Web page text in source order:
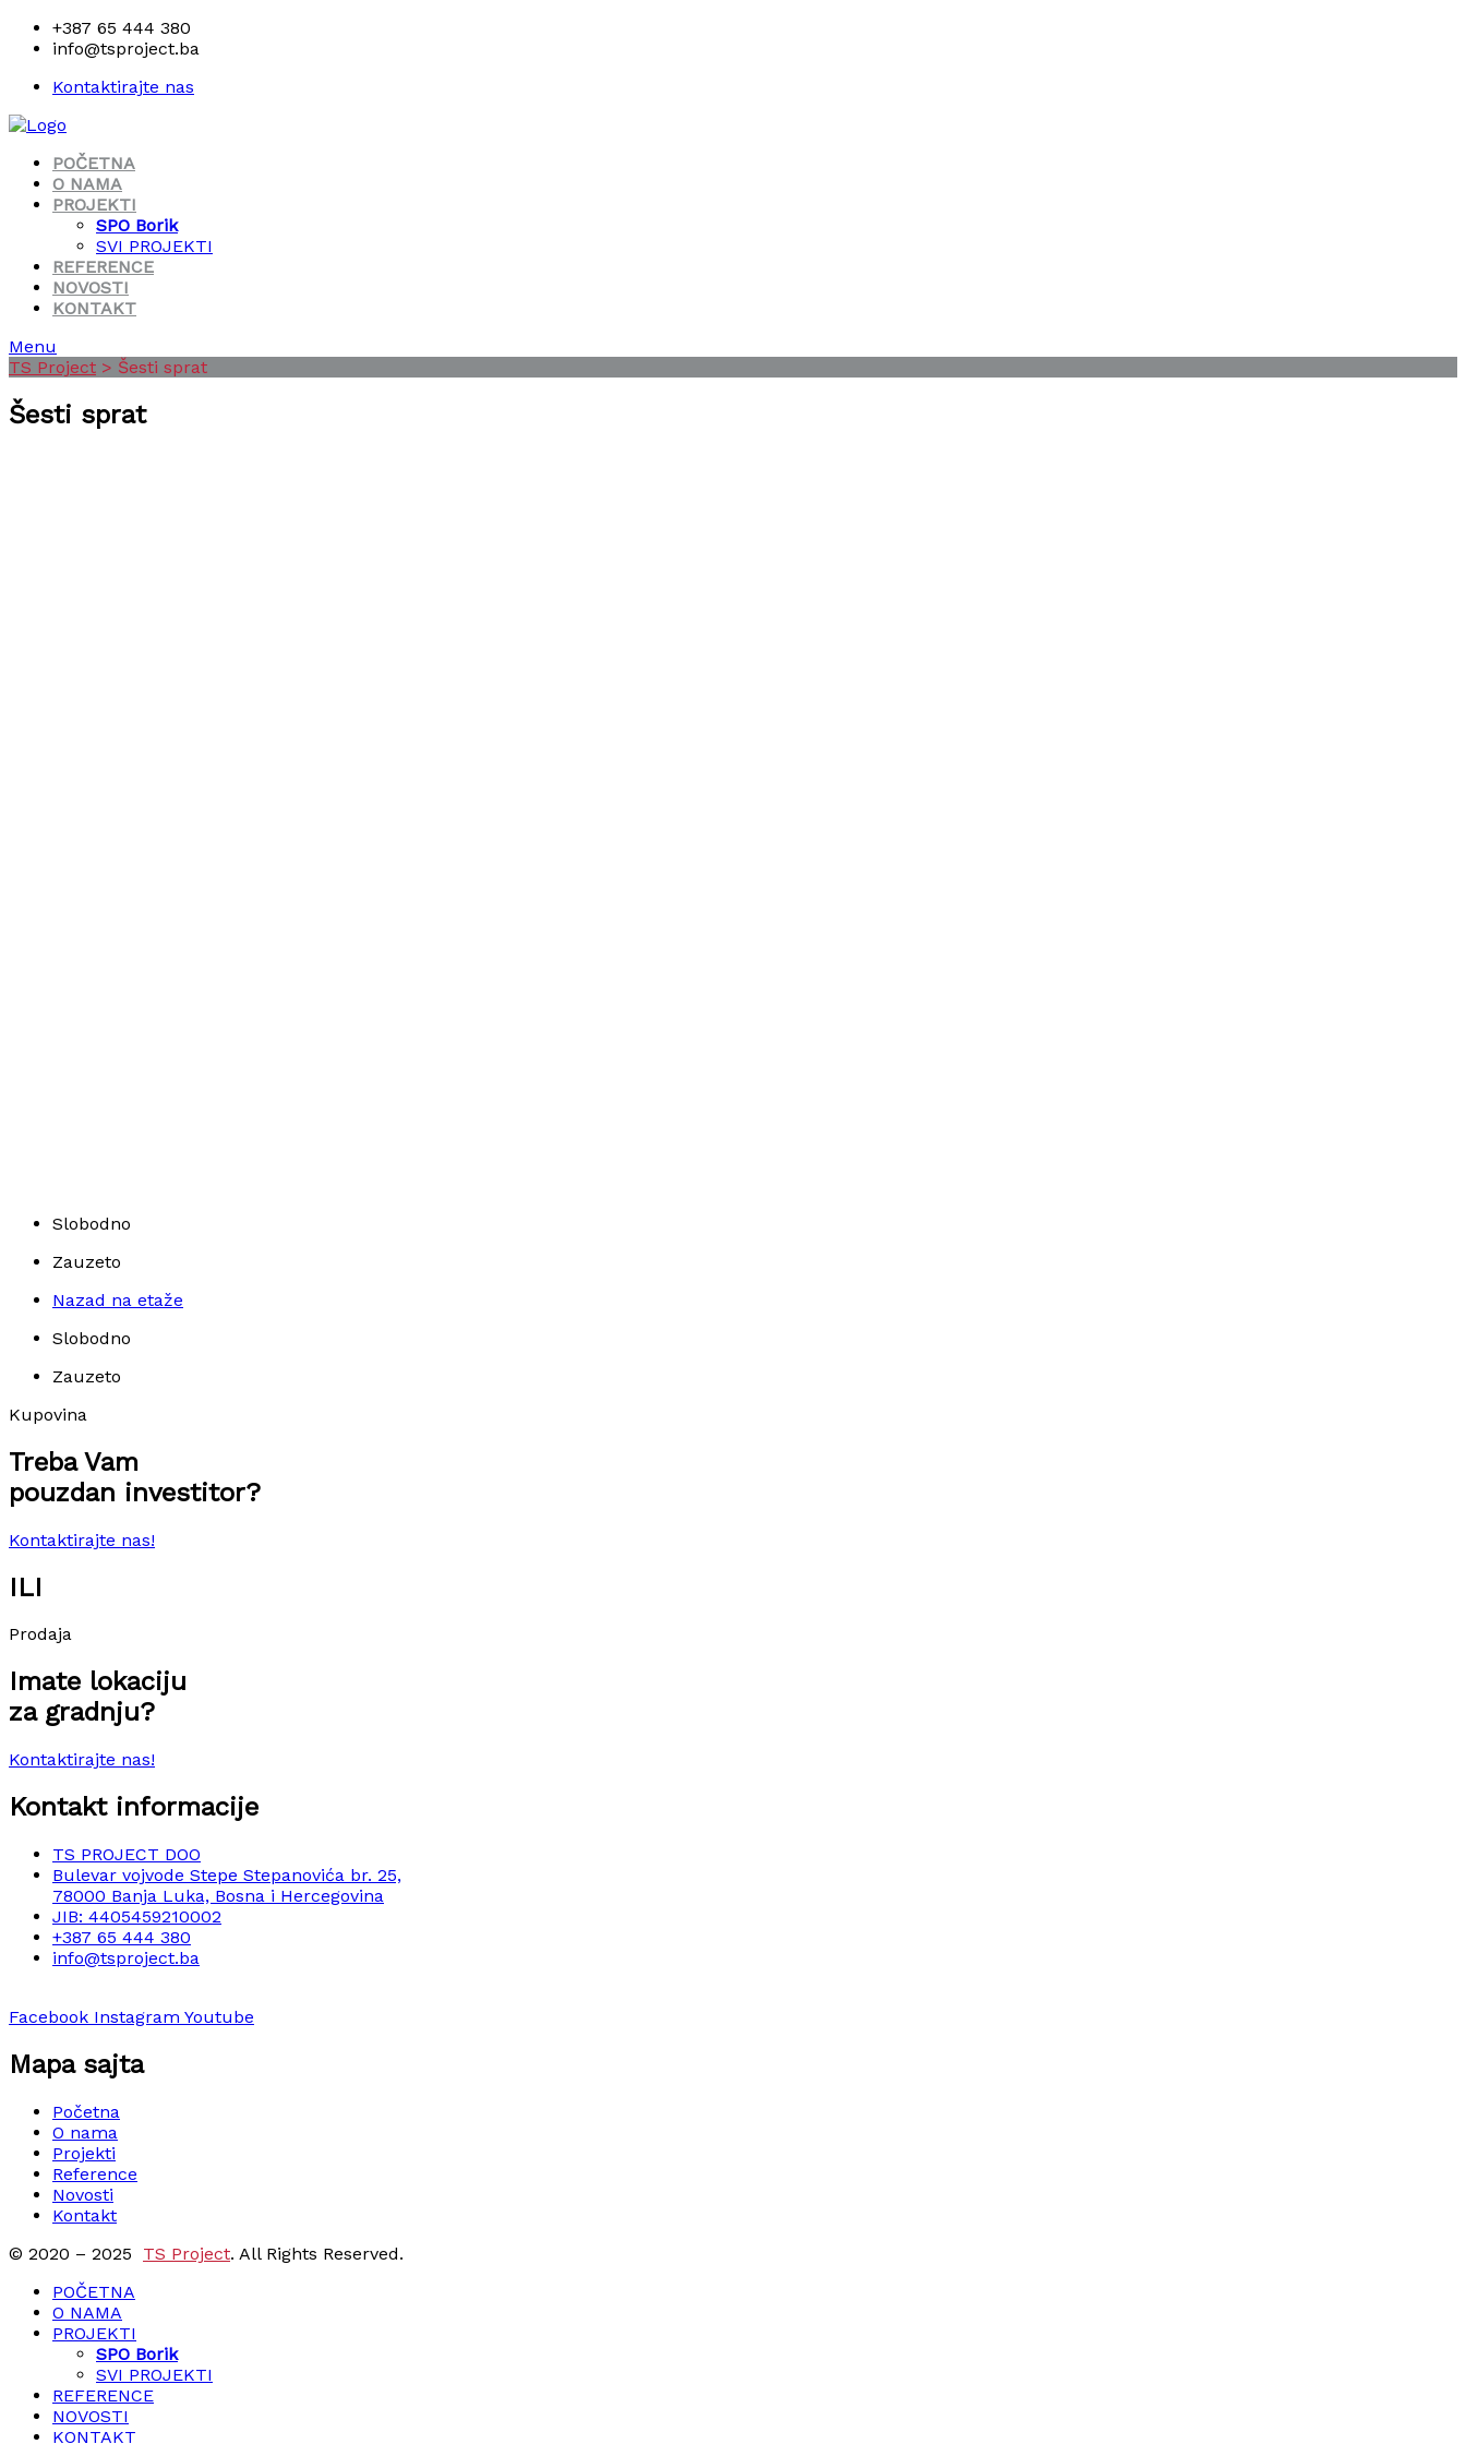
+387 65 444 380
info@tsproject.ba
Kontaktirajte nas
POČETNA
O NAMA
PROJEKTI
SPO Borik
SVI PROJEKTI
REFERENCE
NOVOSTI
KONTAKT
Menu
TS Project > Šesti sprat
Šesti sprat
Slobodno
Zauzeto
Nazad na etaže
Slobodno
Zauzeto
Kupovina
Treba Vam
pouzdan investitor?
Kontaktirajte nas!
ILI
Prodaja
Imate lokaciju
za gradnju?
Kontaktirajte nas!
Kontakt informacije
TS PROJECT DOO
Bulevar vojvode Stepe Stepanovića br. 25,
78000 Banja Luka, Bosna i Hercegovina
JIB: 4405459210002
+387 65 444 380
info@tsproject.ba
Facebook Instagram Youtube
Mapa sajta
Početna
O nama
Projekti
Reference
Novosti
Kontakt
© 2020 – 2025 TS Project. All Rights Reserved.
POČETNA
O NAMA
PROJEKTI
SPO Borik
SVI PROJEKTI
REFERENCE
NOVOSTI
KONTAKT